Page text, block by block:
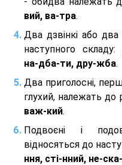
вий, ва-тра.
Два дзвінкі або два
наступного складу:
на-дба-ти, дру-жба.
Два приголосні,
глухий, належать до
важ-кий.
Подвоєні і
відносяться до
ння, сті-нний, не-